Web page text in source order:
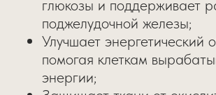
глюкозы и поддерживает
поджелудочной железы;
Улучшает энергетический
помогая клеткам
энергии;